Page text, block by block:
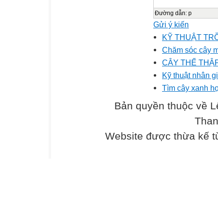
Đường dẫn: p
Gửi ý kiến
KỸ THUẬT
Chăm sóc cây
CÂY THẾ
Kỹ thuật nhân
Tìm cây xanh
Bản quyền thuộc về
Website được thừa kế